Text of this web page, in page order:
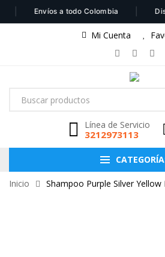
Envíos a todo Colombia |
Mi Cuenta
Línea de Servicio
3212973113
Inicio Shampoo Purple Silver